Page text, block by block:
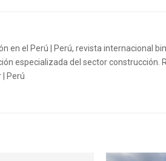
en el Perú | Perú, revista internacional
especializada del sector construcción.
Perú